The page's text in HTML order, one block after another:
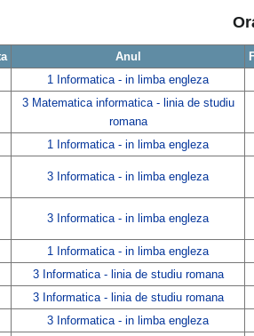
Anul
1 Informatica - in limba engleza
3 Matematica informatica - linia de studiu
romana
1 Informatica - in limba engleza
3 Informatica - in limba engleza
3 Informatica - in limba engleza
1 Informatica - in limba engleza
3 Informatica - linia de studiu romana
3 Informatica - linia de studiu romana
3 Informatica - in limba engleza